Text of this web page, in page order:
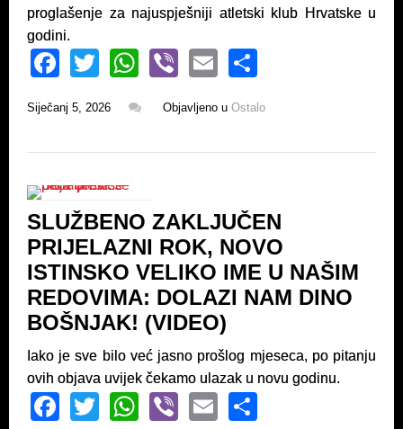
proglašenje za najuspješniji atletski klub Hrvatske u
godini.
F
c
e
o
o
k
T
tt
er
W
at
s
p
Vi
er
E
ail ar
e
Siječanj 5, 2026 Objavljeno u Ostalo
SLUŽBENO ZAKLJUČEN
PRIJELAZNI ROK, NOVO
ISTINSKO VELIKO IME U NAŠIM
REDOVIMA: DOLAZI NAM DINO
BOŠNJAK! (VIDEO)
Iako je sve bilo već jasno prošlog mjeseca, po pitanju
ovih objava uvijek čekamo ulazak u novu godinu.
F
T
W
Vi
E